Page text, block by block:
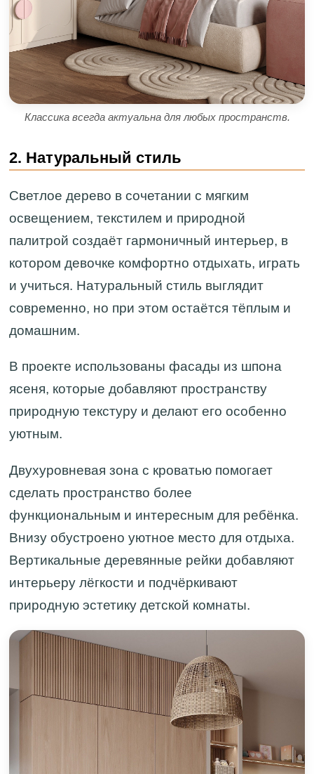
Классика всегда актуальна для любых пространств.
2. Натуральный стиль
Светлое дерево в сочетании с мягким
освещением, текстилем и природной
палитрой создаёт гармоничный интерьер, в
котором девочке комфортно отдыхать, играть
и учиться. Натуральный стиль выглядит
современно, но при этом остаётся тёплым и
домашним.
В проекте использованы фасады из шпона
ясеня, которые добавляют пространству
природную текстуру и делают его особенно
уютным.
Двухуровневая зона с кроватью помогает
сделать пространство более
функциональным и интересным для ребёнка.
Внизу обустроено уютное место для отдыха.
Вертикальные деревянные рейки добавляют
интерьеру лёгкости и подчёркивают
природную эстетику детской комнаты.